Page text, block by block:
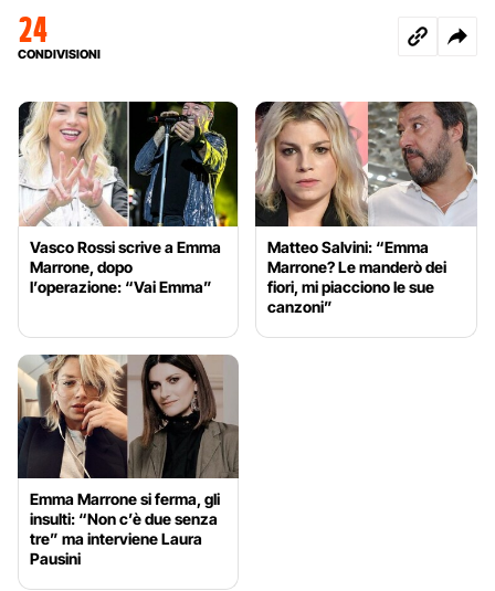
24
CONDIVISIONI
Vasco Rossi scrive a Emma
Marrone, dopo
l’operazione: “Vai Emma”
Matteo Salvini: “Emma
Marrone? Le manderò dei
fiori, mi piacciono le sue
canzoni”
Emma Marrone si ferma, gli
insulti: “Non c’è due senza
tre” ma interviene Laura
Pausini